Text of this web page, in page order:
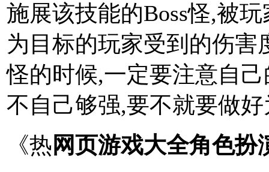
施展该技能的Boss怪,被
为目标的玩家受到的伤害
怪的时候,一定要注意自
不自己够强,要不就要做
《热网页游戏大全角色扮